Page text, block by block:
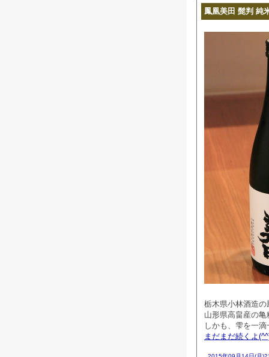
鳳凰美田 髭判 純
栃木県小林酒造の
山形県高畠産の亀
しかも、雫を一滴
まだまだ続くよ